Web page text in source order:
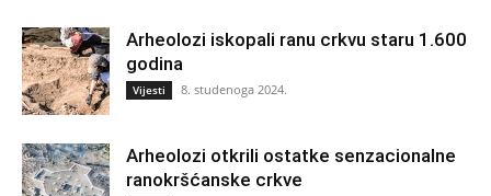
Arheolozi iskopali ranu crkvu staru 1.600
godina
Vijesti 8. studenoga 2024.
Arheolozi otkrili ostatke senzacionalne
ranokršćanske crkve